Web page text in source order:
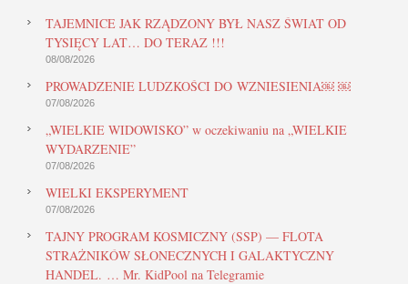
TAJEMNICE JAK RZĄDZONY BYŁ NASZ ŚWIAT OD
TYSIĘCY LAT… DO TERAZ !!!
08/08/2026
PROWADZENIE LUDZKOŚCI DO WZNIESIENIA￼ ￼
07/08/2026
„WIELKIE WIDOWISKO” w oczekiwaniu na „WIELKIE
WYDARZENIE”
07/08/2026
WIELKI EKSPERYMENT
07/08/2026
TAJNY PROGRAM KOSMICZNY (SSP) — FLOTA
STRAŻNIKÓW SŁONECZNYCH I GALAKTYCZNY
HANDEL. … Mr. KidPool na Telegramie